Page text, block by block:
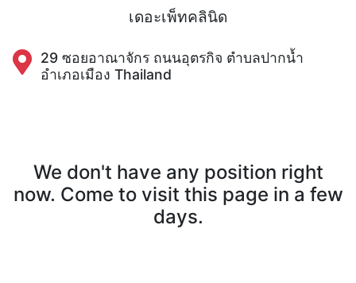
เดอะเพ็ทคลินิด
29 ซอยอาณาจักร ถนนอุตรกิจ ตำบลปากน้ำ
อำเภอเมือง Thailand
We don't have any position right
now. Come to visit this page in a few
days.